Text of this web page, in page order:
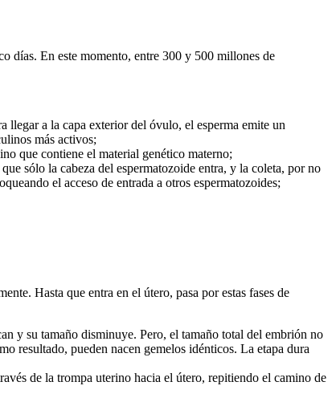
días. En este momento, entre 300 y 500 millones de
llegar a la capa exterior del óvulo, el esperma emite un
más activos;
que contiene el material genético materno;
sólo la cabeza del espermatozoide entra, y la coleta, por no
el acceso de entrada a otros espermatozoides;
Hasta que entra en el útero, pasa por estas fases de
y su tamaño disminuye. Pero, el tamaño total del embrión no
resultado, pueden nacen gemelos idénticos. La etapa dura
de la trompa uterino hacia el útero, repitiendo el camino de